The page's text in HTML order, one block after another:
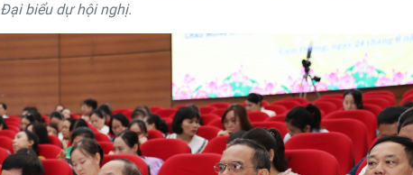
Đại biểu dự hội nghị.